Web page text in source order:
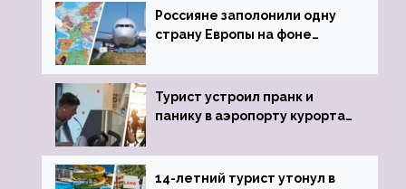
Россияне заполонили одну
страну Европы на фоне
виз
Турист устроил пранк и
панику в аэропорту курорта,
задержке рейса
14-летний турист утонул в